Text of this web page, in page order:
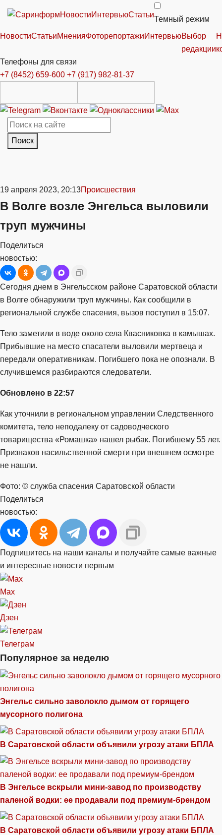
НовостиИнтервьюСтатьи
Темный режим
НовостиСтатьиМненияФоторепортажиИнтервьюВыбор
редакции
Телефоны для связи
+7 (8452) 659-600 +7 (917) 982-81-37
Поиск
19 апреля 2023, 20:13Происшествия
В Волге возле Энгельса выловили
труп мужчины
Поделиться
новостью:
Сегодня днем в Энгельсском районе Саратовской области
в Волге обнаружили труп мужчины. Как сообщили в
региональной службе спасения, вызов поступил в 15:07.
Тело заметили в воде около села Квасниковка в камышах.
Прибывшие на место спасатели выловили мертвеца и
передали оперативникам. Погибшего пока не опознали. В
случившемся разбираются следователи.
Обновлено в 22:57
Как уточнили в региональном управлении Следственного
комитета, тело неподалеку от садоводческого
товарищества «Ромашка» нашел рыбак. Погибшему 55 лет.
Признаков насильственной смерти при внешнем осмотре
не нашли.
Фото: © служба спасения Саратовской области
Поделиться
новостью:
Подпишитесь на наши каналы и получайте самые важные
и интересные новости первым
Max
Дзен
Телеграм
Популярное за неделю
Энгельс сильно заволокло дымом от горящего
мусорного полигона
В Саратовской области объявили угрозу атаки БПЛА
В Энгельсе вскрыли мини-завод по производству
паленой водки: ее продавали под премиум-брендом
В Саратовской области объявили угрозу атаки БПЛА